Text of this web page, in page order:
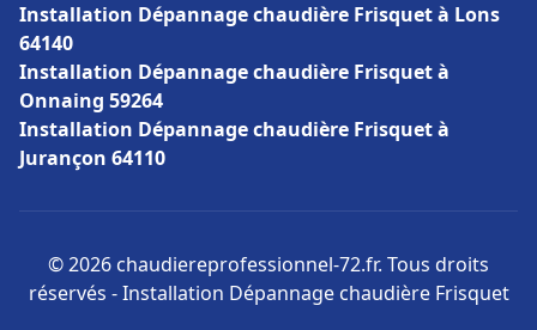
Installation Dépannage chaudière Frisquet à Lons
64140
Installation Dépannage chaudière Frisquet à
Onnaing 59264
Installation Dépannage chaudière Frisquet à
Jurançon 64110
© 2026 chaudiereprofessionnel-72.fr. Tous droits
réservés - Installation Dépannage chaudière Frisquet